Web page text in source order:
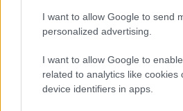
I want to allow Google to send
personalized advertising.
I want to allow Google to
related to analytics like cookies
device identifiers in apps.